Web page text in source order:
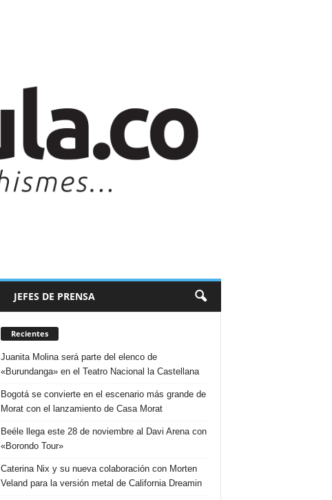
JEFES DE PRENSA
Recientes
Juanita Molina será parte del elenco de
«Burundanga» en el Teatro Nacional la Castellana
Bogotá se convierte en el escenario más grande de
Morat con el lanzamiento de Casa Morat
Beéle llega este 28 de noviembre al Davi Arena con
«Borondo Tour»
Caterina Nix y su nueva colaboración con Morten
Veland para la versión metal de California Dreamin